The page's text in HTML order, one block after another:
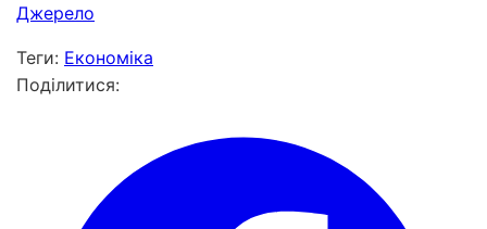
Джерело
Теги: Економіка
Поділитися: